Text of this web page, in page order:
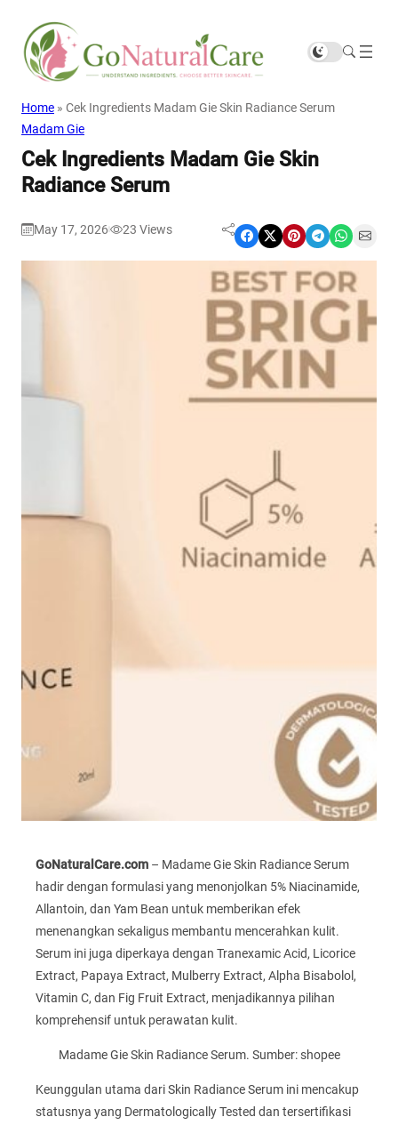
Home » Cek Ingredients Madam Gie Skin Radiance Serum
Madam Gie
Cek Ingredients Madam Gie Skin
Radiance Serum
May 17, 2026 23 Views Share on Facebook Share on X Share on Pinterest Share on Telegram Share on WhatsApp Share on Email
GoNaturalCare.com – Madame Gie Skin Radiance Serum
hadir dengan formulasi yang menonjolkan 5% Niacinamide,
Allantoin, dan Yam Bean untuk memberikan efek
menenangkan sekaligus membantu mencerahkan kulit.
Serum ini juga diperkaya dengan Tranexamic Acid, Licorice
Extract, Papaya Extract, Mulberry Extract, Alpha Bisabolol,
Vitamin C, dan Fig Fruit Extract, menjadikannya pilihan
komprehensif untuk perawatan kulit.
Madame Gie Skin Radiance Serum. Sumber: shopee
Keunggulan utama dari Skin Radiance Serum ini mencakup
statusnya yang Dermatologically Tested dan tersertifikasi